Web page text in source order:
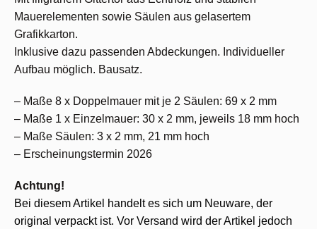
Mauerelementen sowie Säulen aus gelasertem
Grafikkarton.
Inklusive dazu passenden Abdeckungen. Individueller
Aufbau möglich. Bausatz.
– Maße 8 x Doppelmauer mit je 2 Säulen: 69 x 2 mm
– Maße 1 x Einzelmauer: 30 x 2 mm, jeweils 18 mm hoch
– Maße Säulen: 3 x 2 mm, 21 mm hoch
– Erscheinungstermin 2026
Achtung!
Bei diesem Artikel handelt es sich um Neuware, der
original verpackt ist. Vor Versand wird der Artikel jedoch